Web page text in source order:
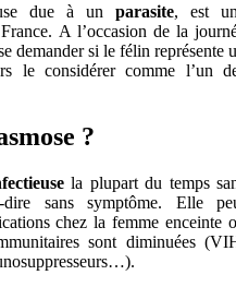
due à unparasite, est
A l’occasion de la
demander si le félin représente
le considérer comme l’un
?
la plupart du temps
dire sans symptôme. Elle
chez la femme enceinte
sont diminuées